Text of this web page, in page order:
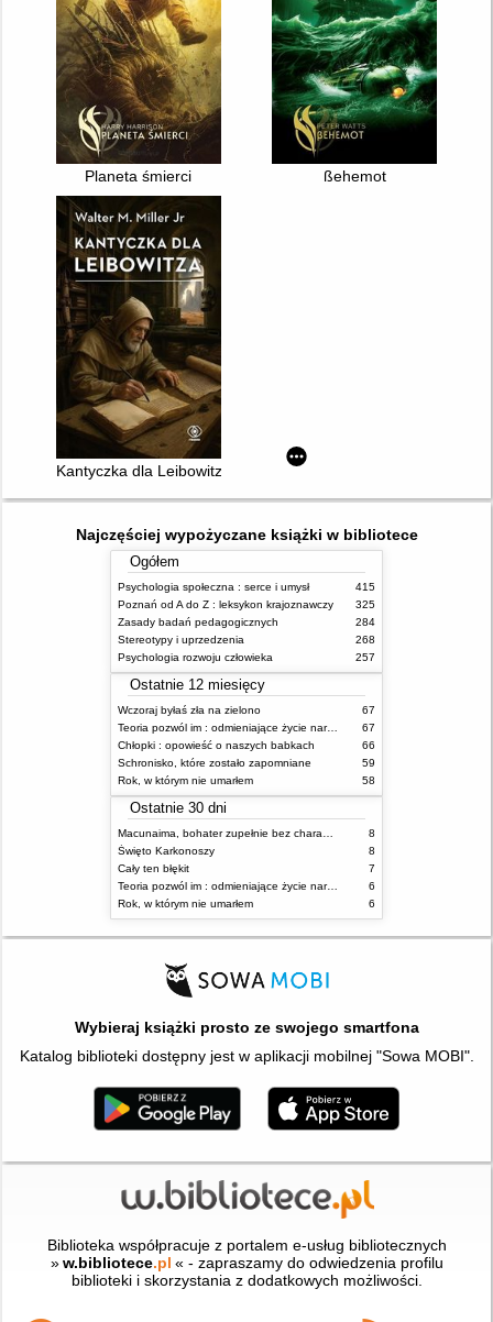
Planeta śmierci ßehemot
Kantyczka dla Leibowitza
Najczęściej wypożyczane książki w bibliotece
Ogółem
Psychologia społeczna : serce i umysł
415
Poznań od A do Z : leksykon krajoznawczy
325
Zasady badań pedagogicznych
284
Stereotypy i uprzedzenia
268
Psychologia rozwoju człowieka
257
Ostatnie 12 miesięcy
Wczoraj byłaś zła na zielono
67
Teoria pozwól im : odmieniające życie narzędzie, o którym mówią miliony ludzi
67
Chłopki : opowieść o naszych babkach
66
Schronisko, które zostało zapomniane
59
Rok, w którym nie umarłem
58
Ostatnie 30 dni
8
Święto Karkonoszy
8
Cały ten błękit
7
Teoria pozwól im : odmieniające życie narzędzie, o którym mówią miliony ludzi
6
Rok, w którym nie umarłem
6
Wybieraj książki prosto ze swojego smartfona
Katalog biblioteki dostępny jest w aplikacji mobilnej "Sowa MOBI".
Biblioteka współpracuje z portalem e-usług bibliotecznych
» w.bibliotece.pl « - zapraszamy do odwiedzenia profilu
biblioteki i skorzystania z dodatkowych możliwości.